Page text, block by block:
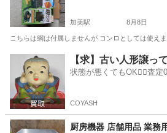
加美駅 8月8日
こちらは網は付属しませんが コンロとしては使え
大阪市 加美駅 その他 コンロ
【求】古い人形譲っ
状態が悪くてもOK🙆‍♀️査定
COYASH
厨房機器 店舗用品 業務